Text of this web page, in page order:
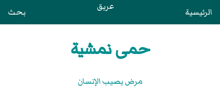
الرئيسية عريق بحث
حمى نمشية
مرض يصيب الإنسان